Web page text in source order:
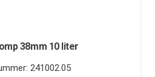
38mm 10 liter
241002.05